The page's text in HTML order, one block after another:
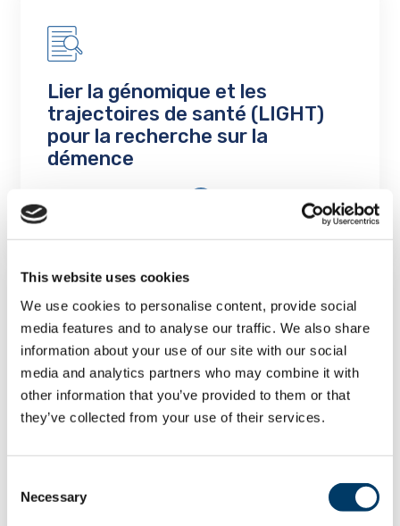
This website uses cookies
We use cookies to personalise content, provide social
media features and to analyse our traffic. We also share
information about your use of our site with our social
media and analytics partners who may combine it with
other information that you’ve provided to them or that
they’ve collected from your use of their services.
Selection
Necessary
Lier la génomique et les
trajectoires de santé (LIGHT)
pour la recherche sur la
démence
Différences entre les sexes
dans les facteurs de risque
vasculaire, les troubles
progression vers la démence
Résultats du projet